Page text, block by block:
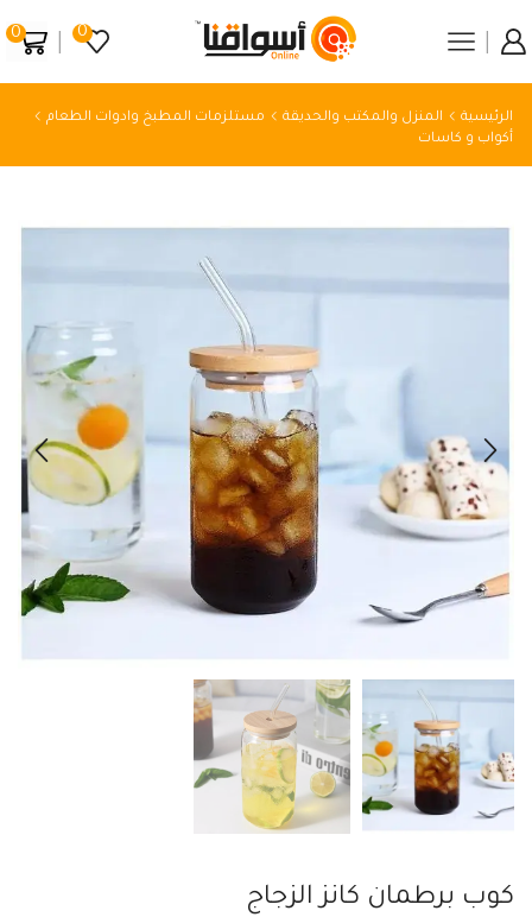
0
0
الرئيسية المنزل والمكتب والحديقة
مستلزمات المطبخ وادوات الطعام
أكواب و كاسات
كوب برطمان كانز الزجاج